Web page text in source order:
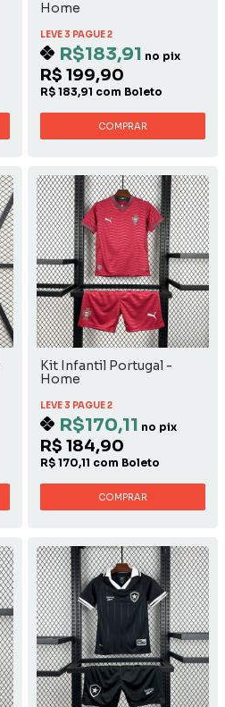
Home
LEVE 3 PAGUE 2
R$183,91 no pix
R$ 199,90
R$ 183,91 com Boleto
COMPRAR
Kit Infantil Portugal -
Home
LEVE 3 PAGUE 2
R$170,11 no pix
R$ 184,90
R$ 170,11 com Boleto
COMPRAR